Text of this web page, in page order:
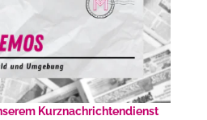
Kurznachrichtendienst